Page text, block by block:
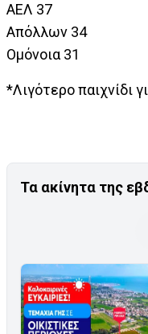
ΑΕΛ 37
Απόλλων 34
Ομόνοια 31
*Λιγότερο παιχνίδι
Τα ακίνητα της